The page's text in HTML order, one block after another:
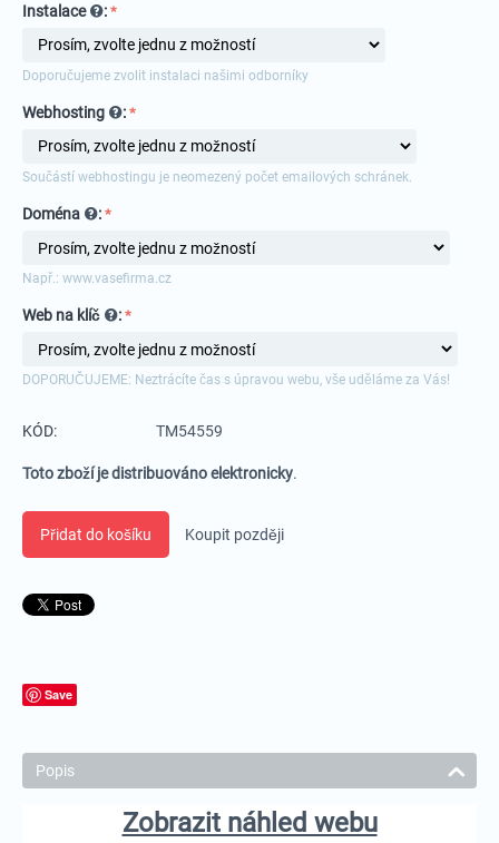
Instalace :
Doporučujeme zvolit instalaci našimi odborníky
Webhosting :
Součástí webhostingu je neomezený počet emailových schránek.
Doména :
Např.: www.vasefirma.cz
Web na klíč :
DOPORUČUJEME: Neztrácíte čas s úpravou webu, vše uděláme za Vás!
KÓD: TM54559
Toto zboží je distribuováno elektronicky.
Přidat do košíku Koupit později
Save
Popis
Zobrazit náhled webu